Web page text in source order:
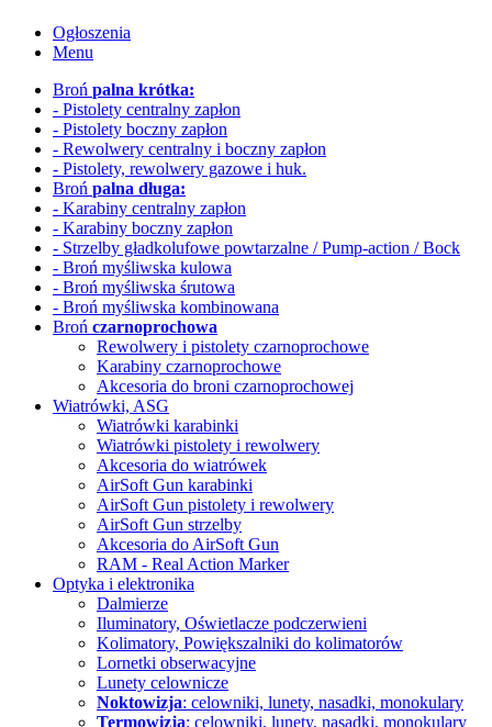
Ogłoszenia
Menu
Broń palna krótka:
- Pistolety centralny zapłon
- Pistolety boczny zapłon
- Rewolwery centralny i boczny zapłon
- Pistolety, rewolwery gazowe i huk.
Broń palna długa:
- Karabiny centralny zapłon
- Karabiny boczny zapłon
- Strzelby gładkolufowe powtarzalne / Pump-action / Bock
- Broń myśliwska kulowa
- Broń myśliwska śrutowa
- Broń myśliwska kombinowana
Broń czarnoprochowa
Rewolwery i pistolety czarnoprochowe
Karabiny czarnoprochowe
Akcesoria do broni czarnoprochowej
Wiatrówki, ASG
Wiatrówki karabinki
Wiatrówki pistolety i rewolwery
Akcesoria do wiatrówek
AirSoft Gun karabinki
AirSoft Gun pistolety i rewolwery
AirSoft Gun strzelby
Akcesoria do AirSoft Gun
RAM - Real Action Marker
Optyka i elektronika
Dalmierze
Iluminatory, Oświetlacze podczerwieni
Kolimatory, Powiększalniki do kolimatorów
Lornetki obserwacyjne
Lunety celownicze
Noktowizja: celowniki, lunety, nasadki, monokulary
Termowizja: celowniki, lunety, nasadki, monokulary